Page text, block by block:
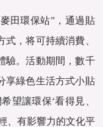
田環保站”，通過貼
，将可持續消費、
驗。活動期間，數千
享綠色生活方式小貼
望讓環保‘看得見、
、有影響力的文化平